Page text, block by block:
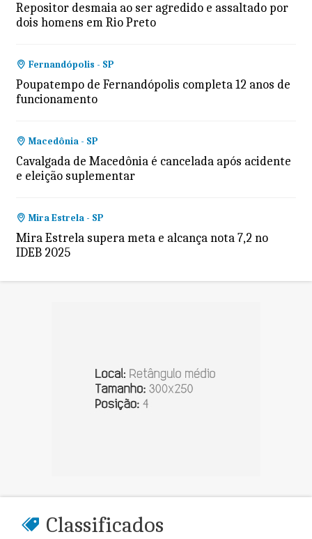
Repositor desmaia ao ser agredido e assaltado por
dois homens em Rio Preto
Fernandópolis - SP
Poupatempo de Fernandópolis completa 12 anos de
funcionamento
Macedônia - SP
Cavalgada de Macedônia é cancelada após acidente
e eleição suplementar
Mira Estrela - SP
Mira Estrela supera meta e alcança nota 7,2 no
IDEB 2025
Classificados